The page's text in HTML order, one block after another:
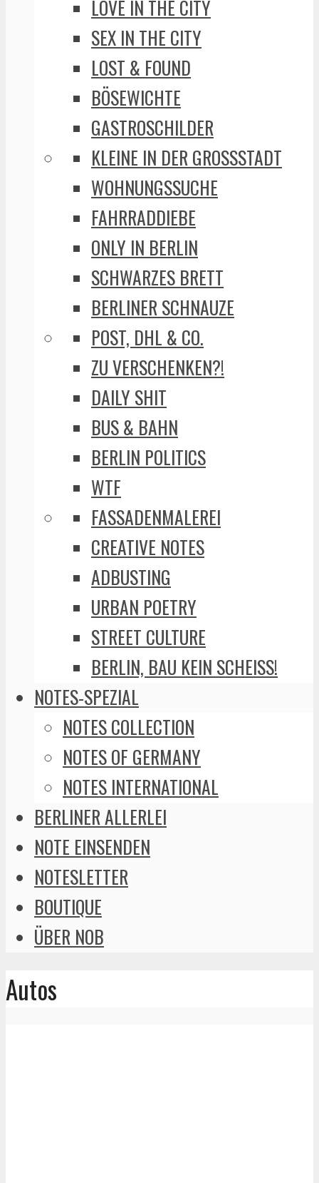
LOVE IN THE CITY
SEX IN THE CITY
LOST & FOUND
BÖSEWICHTE
GASTROSCHILDER
KLEINE IN DER GROSSSTADT
WOHNUNGSSUCHE
FAHRRADDIEBE
ONLY IN BERLIN
SCHWARZES BRETT
BERLINER SCHNAUZE
POST, DHL & CO.
ZU VERSCHENKEN?!
DAILY SHIT
BUS & BAHN
BERLIN POLITICS
WTF
FASSADENMALEREI
CREATIVE NOTES
ADBUSTING
URBAN POETRY
STREET CULTURE
BERLIN, BAU KEIN SCHEISS!
NOTES-SPEZIAL
NOTES COLLECTION
NOTES OF GERMANY
NOTES INTERNATIONAL
BERLINER ALLERLEI
NOTE EINSENDEN
NOTESLETTER
BOUTIQUE
ÜBER NOB
Autos